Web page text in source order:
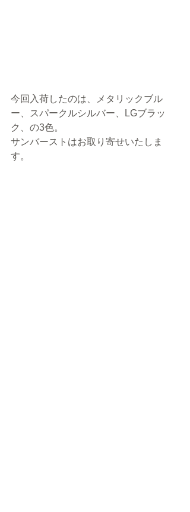
今回入荷したのは、メタリックブル
ー、スパークルシルバー、LGブラッ
ク、の3色。
サンバーストはお取り寄せいたしま
す。